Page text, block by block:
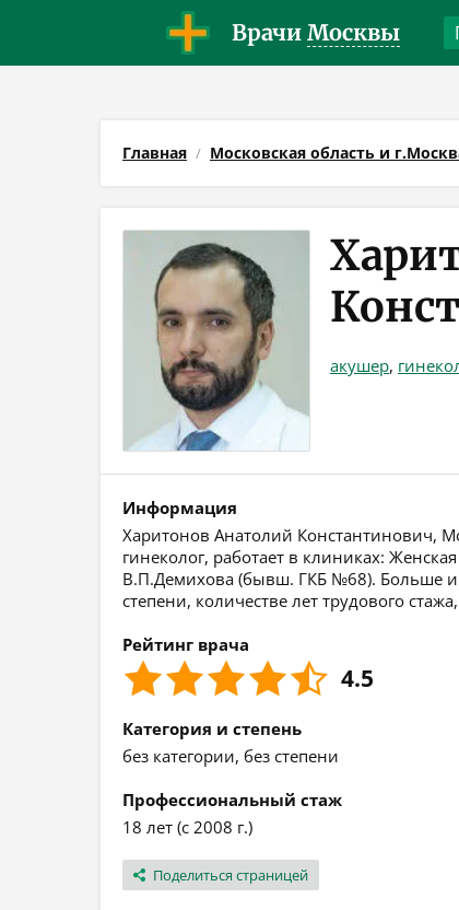
Врачи Москвы
Главная Московская область и
акушер,
Информация
Харитонов Анатолий Константинович,
гинеколог, работает в клиниках:
В.П.Демихова (бывш. ГКБ №68). Больше
степени, количестве лет трудового
Рейтинг врача
4.5
Категория и степень
без категории, без степени
Профессиональный стаж
18 лет (с 2008 г.)
Поделиться страницей